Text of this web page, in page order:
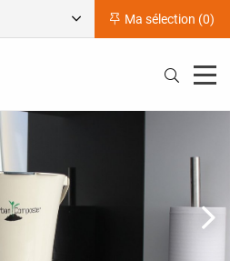
Ma sélection (0)